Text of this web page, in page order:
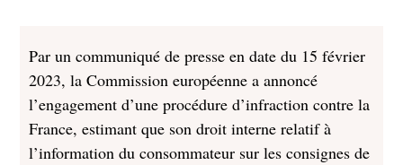
Par un communiqué de presse en date du 15 février
2023, la Commission européenne a annoncé
l’engagement d’une procédure d’infraction contre la
France, estimant que son droit interne relatif à
l’information du consommateur sur les consignes de